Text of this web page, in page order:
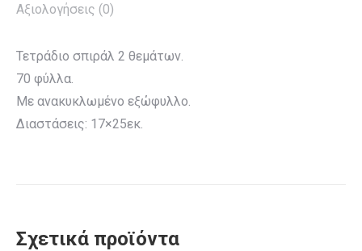
Αξιολογήσεις (0)
Τετράδιο σπιράλ 2 θεμάτων.
70 φύλλα.
Με ανακυκλωμένο εξώφυλλο.
Διαστάσεις: 17×25εκ.
Σχετικά προϊόντα